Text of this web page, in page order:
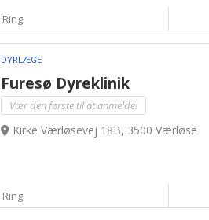
Ring
DYRLÆGE
Furesø Dyreklinik
Vær den første til at anmelde!
Kirke Værløsevej 18B, 3500 Værløse
Ring